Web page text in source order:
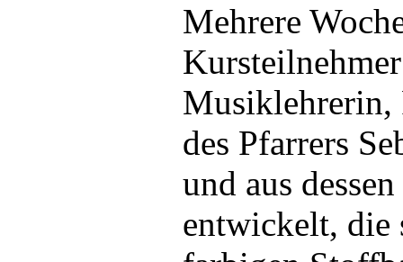
Mehrere
Musiklehrerin,
des Pfarrers
und aus
entwickelt, die